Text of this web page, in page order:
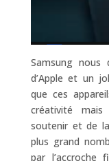
Samsung
d’Apple et un
que ces
créativité
soutenir et de
plus grand
par l’accroche